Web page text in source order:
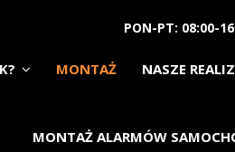
PON-PT: 08:00-
MONTAŻ NASZE
MONTAŻ ALARMÓW